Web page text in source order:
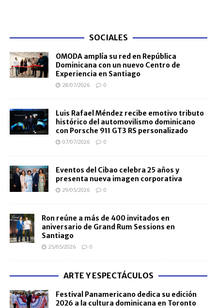
SOCIALES
OMODA amplía su red en República
Dominicana con un nuevo Centro de
Experiencia en Santiago
28/07/2026 0
Luis Rafael Méndez recibe emotivo tributo
histórico del automovilismo dominicano
con Porsche 911 GT3 RS personalizado
07/07/2026 0
Eventos del Cibao celebra 25 años y
presenta nueva imagen corporativa
29/05/2026 0
Ron reúne a más de 400 invitados en
aniversario de Grand Rum Sessions en
Santiago
25/05/2026 0
ARTE Y ESPECTÁCULOS
Festival Panamericano dedica su edición
2026 a la cultura dominicana en Toronto